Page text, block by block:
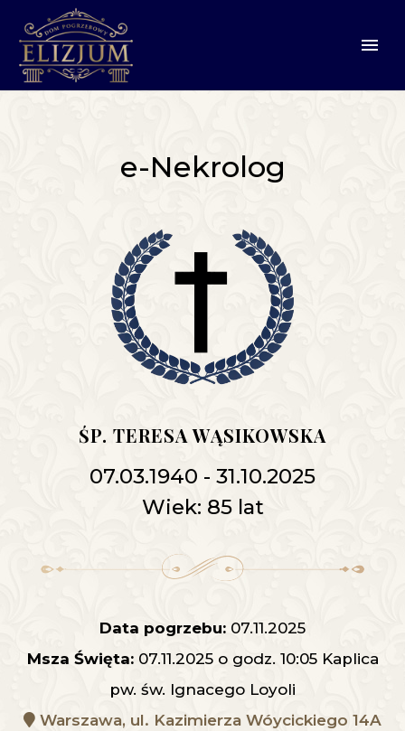
e-Nekrolog
ŚP. TERESA WĄSIKOWSKA
07.03.1940 - 31.10.2025
Wiek: 85 lat
Data pogrzebu: 07.11.2025
Msza Święta:07.11.2025 o godz. 10:05 Kaplica
pw. św. Ignacego Loyoli
Warszawa, ul. Kazimierza Wóycickiego 14A